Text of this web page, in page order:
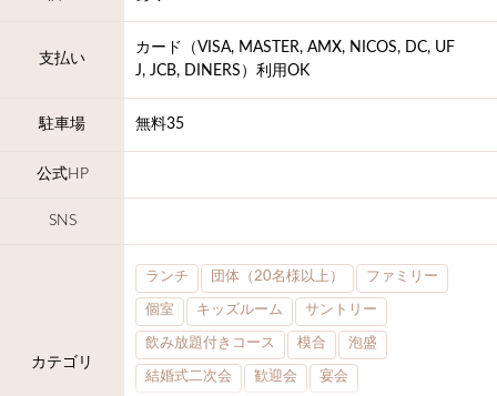
支払い
カード（VISA, MASTER, AMX, NICOS, DC, UF
J, JCB, DINERS）利用OK
駐車場 無料35
公式HP
SNS
カテゴリ
ランチ 団体（20名様以上） ファミリー
個室 キッズルーム サントリー
飲み放題付きコース 模合 泡盛
結婚式二次会 歓迎会 宴会